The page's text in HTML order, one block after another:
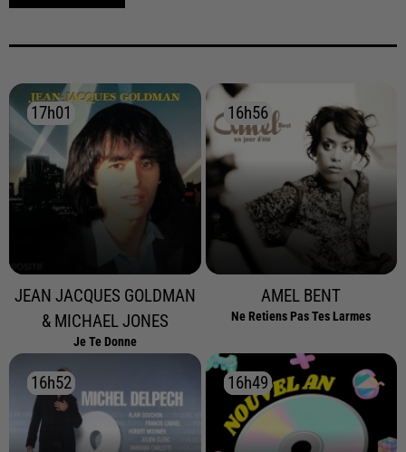
17h01
17h01
JEAN JACQUES GOLDMAN
& MICHAEL JONES
Je Te Donne
16h56
16h56
AMEL BENT
Ne Retiens Pas Tes Larmes
16h52
16h52 16h49
16h49